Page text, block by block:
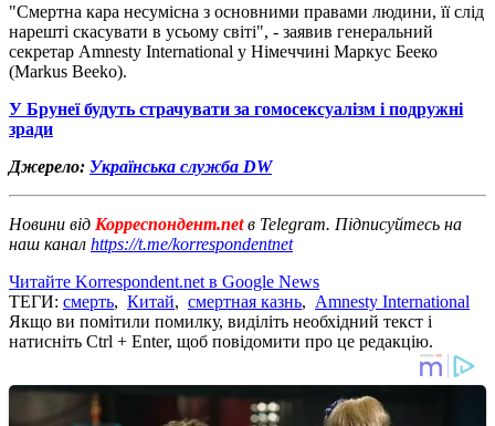
"Смертна кара несумісна з основними правами людини, її слід
нарешті скасувати в усьому світі", - заявив генеральний
секретар Amnesty International у Німеччині Маркус Бееко
(Markus Beeko).
У Брунеї будуть страчувати за гомосексуалізм і подружні
зради
Джерело: Українська служба DW
Новини від Корреспондент.netв Telegram. Підписуйтесь на
наш канал https://t.me/korrespondentnet
Читайте Korrespondent.net в Google News
ТЕГИ: смерть, Китай, смертная казнь, Amnesty International
Якщо ви помітили помилку, виділіть необхідний текст і
натисніть Ctrl + Enter, щоб повідомити про це редакцію.